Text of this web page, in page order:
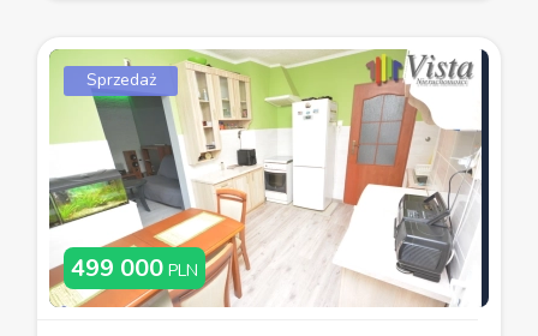
Sprzedaż
499 000 PLN